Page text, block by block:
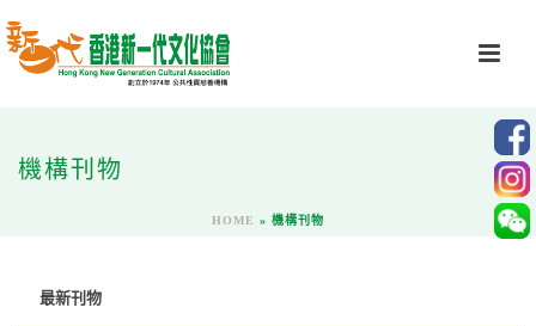
機構刊物
HOME » 機構刊物
最新刊物